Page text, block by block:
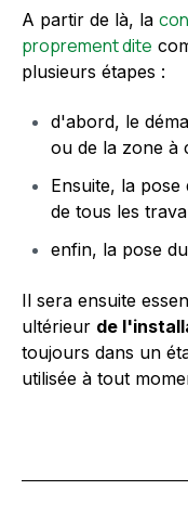
A partir de là, la
proprement dite
plusieurs étapes :
d'abord, le
ou de la zone à
Ensuite, la
de tous les
enfin, la pose
Il sera ensuite
ultérieur de
toujours dans un
utilisée à tout